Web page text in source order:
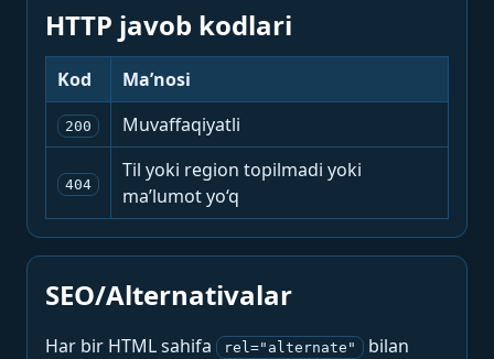
HTTP javob kodlari
Kod Ma’nosi
200 Muvaffaqiyatli
404
Til yoki region topilmadi yoki
ma’lumot yo‘q
SEO/Alternativalar
Har bir HTML sahifa rel="alternate"
bilan